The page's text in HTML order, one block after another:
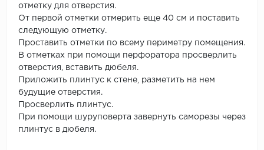
отметку для отверстия.
От первой отметки отмерить еще 40 см и поставить
следующую отметку.
Проставить отметки по всему периметру помещения.
В отметках при помощи перфоратора просверлить
отверстия, вставить дюбеля.
Приложить плинтус к стене, разметить на нем
будущие отверстия.
Просверлить плинтус.
При помощи шуруповерта завернуть саморезы через
плинтус в дюбеля.